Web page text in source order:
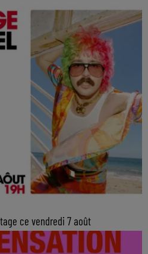
ce vendredi 7 août